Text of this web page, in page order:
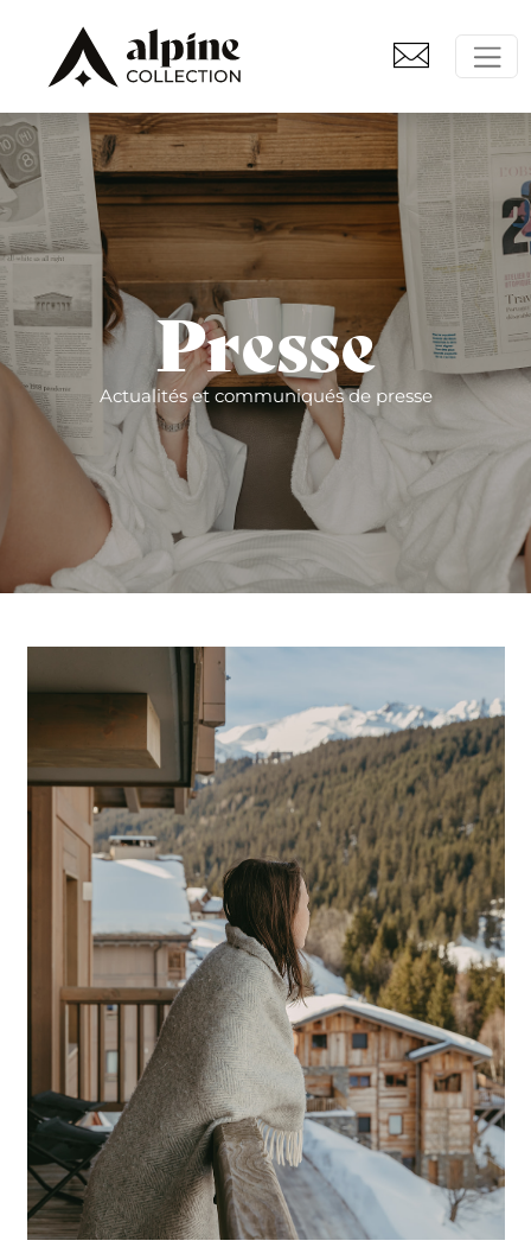
Presse
Actualités et communiqués de presse